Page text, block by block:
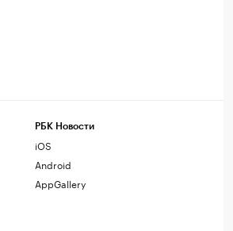
РБК Новости
iOS
Android
AppGallery